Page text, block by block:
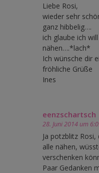
Liebe Rosi,
wieder sehr
ganz hibbelig….
ich glaube ich
nähen….*lach*
Ich wünsche dir
fröhliche Grüße
Ines
eenzschartsch
28. Juni 2014 um
Ja potzblitz
alle nähen,
verschenken
Paar Gedanken